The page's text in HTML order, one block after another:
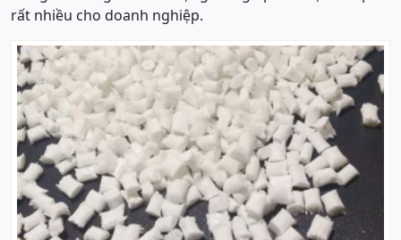
rất nhiều cho doanh nghiệp.